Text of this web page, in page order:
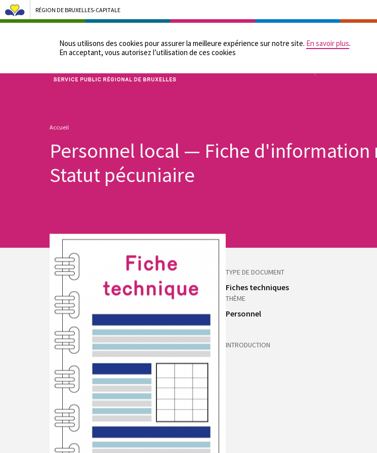
Nous utilisons des cookies pour assurer la meilleure expérience sur notre site. En savoir plus.
En acceptant, vous autorisez lʼutilisation de ces cookies
RÉGION DE BRUXELLES-CAPITALE
Bruxelles Pouvoirs Locaux - Aller à la page d'accueil
NOTRE ADMINISTRATION
Fil
d'Ariane
Accueil
Personnel local — Fiche d'information
Statut pécuniaire
TYPE DE DOCUMENT
Fiches techniques
THÈME
Personnel
INTRODUCTION